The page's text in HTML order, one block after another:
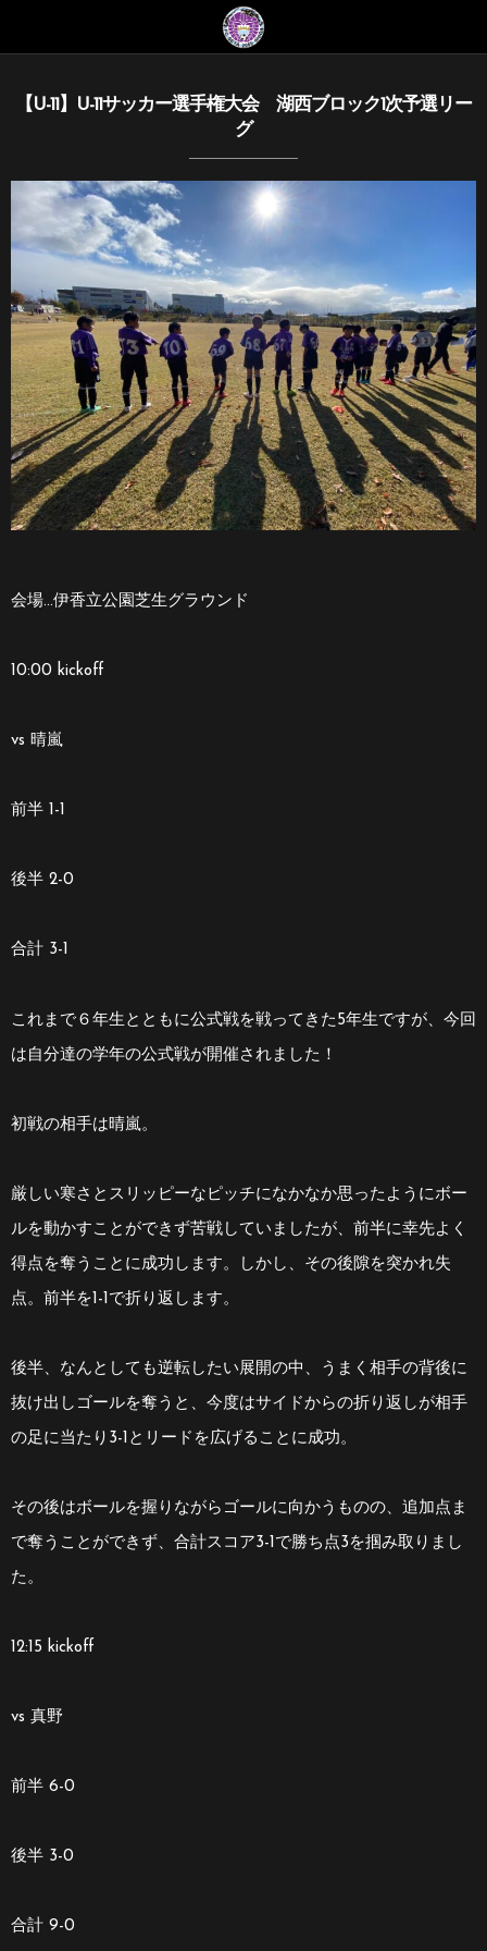
【U-11】U-11サッカー選手権大会 湖西ブロック1次予選リー
グ
会場…伊香立公園芝生グラウンド
10:00 kickoff
vs 晴嵐
前半 1-1
後半 2-0
合計 3-1
これまで６年生とともに公式戦を戦ってきた5年生ですが、今回
は自分達の学年の公式戦が開催されました！
初戦の相手は晴嵐。
厳しい寒さとスリッピーなピッチになかなか思ったようにボー
ルを動かすことができず苦戦していましたが、前半に幸先よく
得点を奪うことに成功します。しかし、その後隙を突かれ失
点。前半を1-1で折り返します。
後半、なんとしても逆転したい展開の中、うまく相手の背後に
抜け出しゴールを奪うと、今度はサイドからの折り返しが相手
の足に当たり3-1とリードを広げることに成功。
その後はボールを握りながらゴールに向かうものの、追加点ま
で奪うことができず、合計スコア3-1で勝ち点3を掴み取りまし
た。
12:15 kickoff
vs 真野
前半 6-0
後半 3-0
合計 9-0